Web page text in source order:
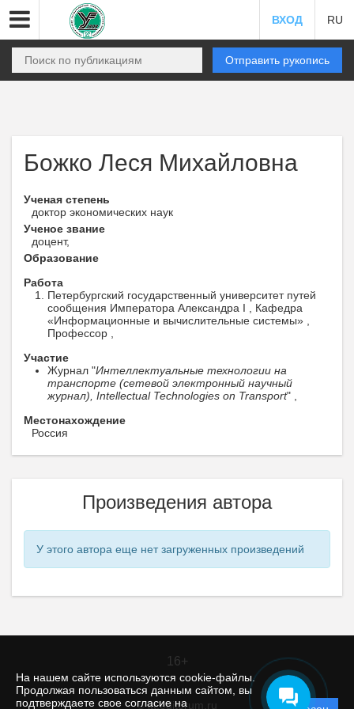
На нашем сайте используются cookie-файлы.
Продолжая пользоваться данным сайтом, вы
подтверждаете свое согласие на
ВХОД RU
Отправить рукопись
Божко Леся Михайловна
Ученая степень
доктор экономических наук
Ученое звание
доцент,
Образование
Работа
Петербургский государственный университет путей
сообщения Императора Александра I , Кафедра
«Информационные и вычислительные системы» ,
Профессор ,
Участие
Журнал "Интеллектуальные технологии на
транспорте (сетевой электронный научный
журнал), Intellectual Technologies on Transport" ,
Местонахождение
Россия
Произведения автора
У этого автора еще нет загруженных произведений
16+
© itt.editorum.ru